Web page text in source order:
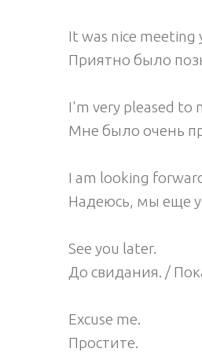
It was nice meeting
Приятно было
I'm very pleased to
Мне было очень
I am looking
Надеюсь, мы еще
See you later.
До свидания. /
Excuse me.
Простите.